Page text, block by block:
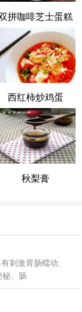
拼咖啡芝士蛋糕
西红柿炒鸡蛋
秋梨膏
刺激胃肠蠕动、
秘、肠